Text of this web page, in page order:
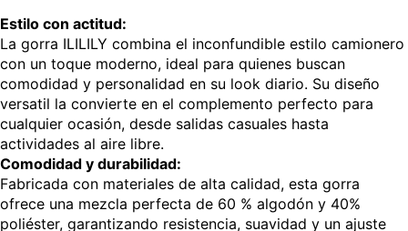
Estilo con actitud:
La gorra ILILILY combina el inconfundible estilo camionero
con un toque moderno, ideal para quienes buscan
comodidad y personalidad en su look diario. Su diseño
versatil la convierte en el complemento perfecto para
cualquier ocasión, desde salidas casuales hasta
actividades al aire libre.
Comodidad y durabilidad:
Fabricada con materiales de alta calidad, esta gorra
ofrece una mezcla perfecta de 60 % algodón y 40%
poliéster, garantizando resistencia, suavidad y un ajuste